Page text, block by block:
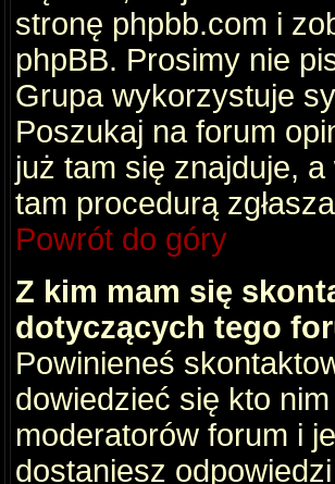
stronę phpbb.com i
phpBB. Prosimy nie
Grupa wykorzystuje
Poszukaj na forum
już tam się znajduje,
tam procedurą
Powrót do góry
Z kim mam się
dotyczących tego
Powinieneś
dowiedzieć się kto
moderatorów forum i
dostaniesz